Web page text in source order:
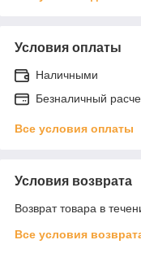
Условия оплаты
Наличными
Безналичный
Все условия оплаты
Условия возврата
Возврат товара в
Все условия